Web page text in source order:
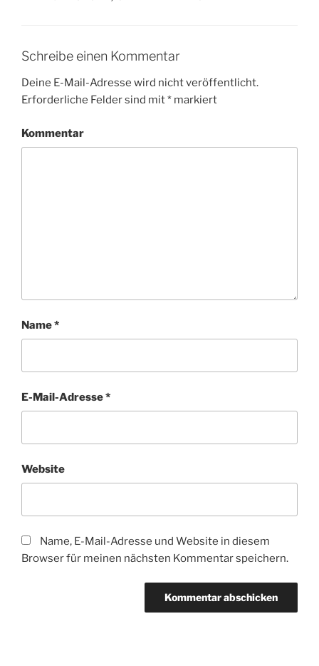
Schreibe einen Kommentar
Deine E-Mail-Adresse wird nicht veröffentlicht.
Erforderliche Felder sind mit* markiert
Kommentar
Name*
E-Mail-Adresse*
Website
Name, E-Mail-Adresse und Website in diesem
Browser für meinen nächsten Kommentar speichern.